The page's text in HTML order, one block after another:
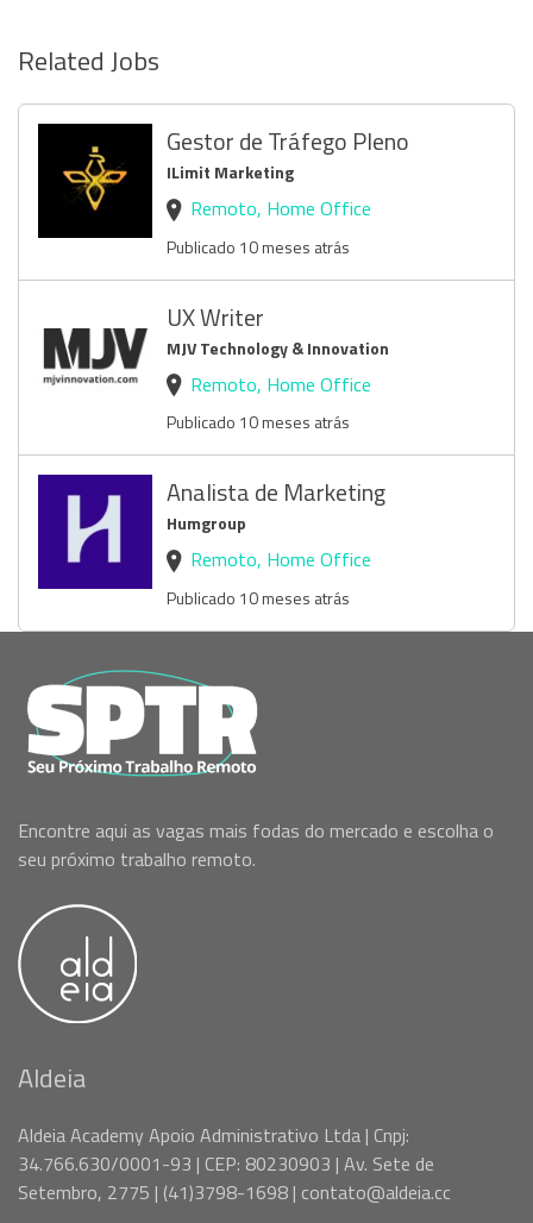
Related Jobs
Gestor de Tráfego Pleno
ILimit Marketing
Remoto, Home Office
Publicado 10 meses atrás
UX Writer
MJV Technology & Innovation
Remoto, Home Office
Publicado 10 meses atrás
Analista de Marketing
Humgroup
Remoto, Home Office
Publicado 10 meses atrás
Encontre aqui as vagas mais fodas do mercado e escolha o
seu próximo trabalho remoto.
Aldeia
Aldeia Academy Apoio Administrativo Ltda | Cnpj:
34.766.630/0001-93 | CEP: 80230903 | Av. Sete de
Setembro, 2775 | (41)3798-1698 | contato@aldeia.cc